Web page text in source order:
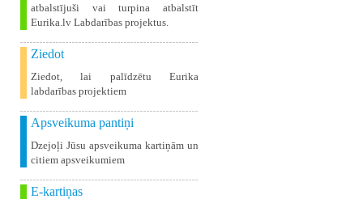
atbalstījuši vai turpina atbalstīt
Eurika.lv Labdarības projektus.
Ziedot
Ziedot, lai palīdzētu Eurika
labdarības projektiem
Apsveikuma pantiņi
Dzejoļi Jūsu apsveikuma kartiņām un
citiem apsveikumiem
E-kartiņas